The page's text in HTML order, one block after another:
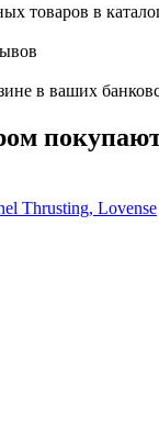
товаров в
в ваших